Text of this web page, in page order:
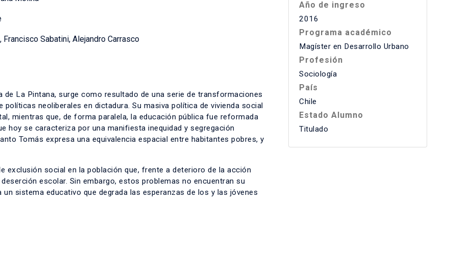
Francisco Sabatini, Alejandro Carrasco
de La Pintana, surge como resultado de una serie de transformaciones
neoliberales en dictadura. Su masiva política de vivienda social
mientras que, de forma paralela, la educación pública fue reformada
hoy se caracteriza por una manifiesta inequidad y segregación
Tomás expresa una equivalencia espacial entre habitantes pobres, y
exclusión social en la población que, frente a deterioro de la acción
escolar. Sin embargo, estos problemas no encuentran su
sistema educativo que degrada las esperanzas de los y las jóvenes
Año de ingreso
2016
Programa académico
Magíster en Desarrollo Urbano
Profesión
Sociología
País
Chile
Estado Alumno
Titulado